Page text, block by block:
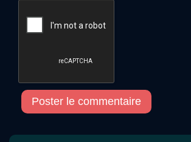
Poster le commentaire